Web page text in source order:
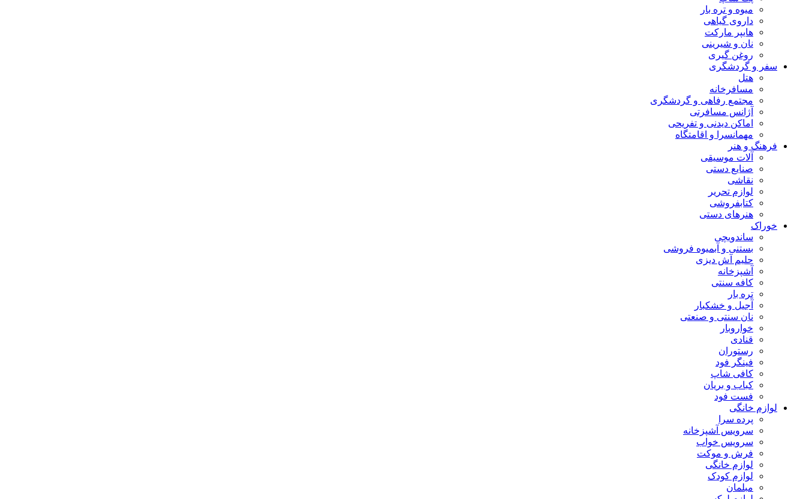
میوه و تره بار
داروی گیاهی
هایپر مارکت
نان و شیرینی
روغن گیری
سفر و گردشگری
هتل
مسافرخانه
مجتمع رفاهی و گردشگری
آژانس مسافرتی
اماکن دیدنی و تفریحی
مهمانسرا و اقامتگاه
فرهنگ و هنر
آلات موسیقی
صنایع دستی
نقاشی
لوازم تحریر
کتابفروشی
هنرهای دستی
خوراک
ساندویچی
بستنی و آبمیوه فروشی
حلیم آش دیزی
آشپزخانه
کافه سنتی
تره بار
آجیل و خشکبار
نان سنتی و صنعتی
خواروبار
قنادی
رستوران
فینگر فود
کافی شاپ
کباب و بریان
فست فود
لوازم خانگی
پرده سرا
سرویس آشپزخانه
سرویس خواب
فرش و موکت
لوازم خانگی
لوازم کودک
مبلمان